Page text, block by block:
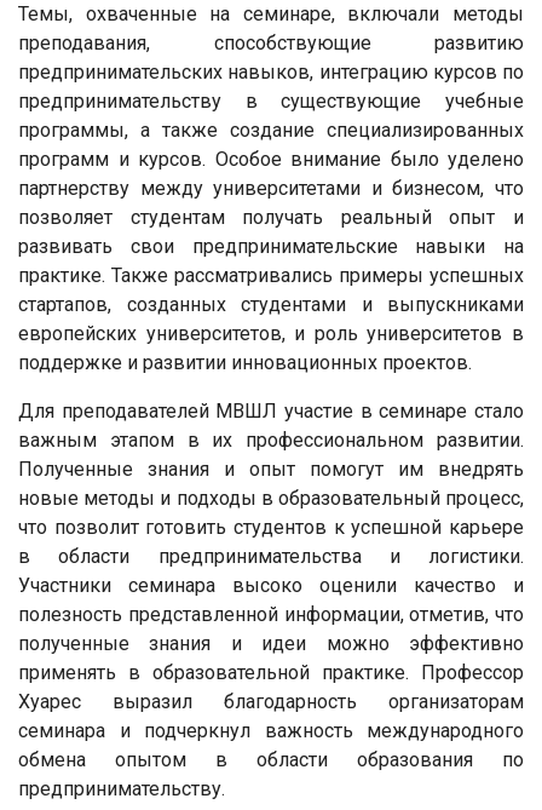
Темы, охваченные на семинаре, включали методы
преподавания, способствующие развитию
предпринимательских навыков, интеграцию курсов по
предпринимательству в существующие учебные
программы, а также создание специализированных
программ и курсов. Особое внимание было уделено
партнерству между университетами и бизнесом, что
позволяет студентам получать реальный опыт и
развивать свои предпринимательские навыки на
практике. Также рассматривались примеры успешных
стартапов, созданных студентами и выпускниками
европейских университетов, и роль университетов в
поддержке и развитии инновационных проектов.
Для преподавателей МВШЛ участие в семинаре стало
важным этапом в их профессиональном развитии.
Полученные знания и опыт помогут им внедрять
новые методы и подходы в образовательный процесс,
что позволит готовить студентов к успешной карьере
в области предпринимательства и логистики.
Участники семинара высоко оценили качество и
полезность представленной информации, отметив, что
полученные знания и идеи можно эффективно
применять в образовательной практике. Профессор
Хуарес выразил благодарность организаторам
семинара и подчеркнул важность международного
обмена опытом в области образования по
предпринимательству.